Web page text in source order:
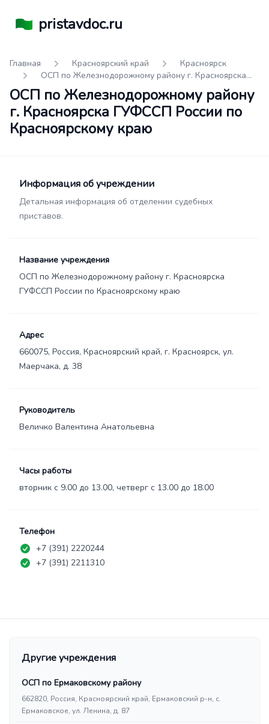
pristavdoc.ru
Главная Красноярский край
Красноярск
ОСП по Железнодорожному району г. Красноярска
ГУФССП России по Красноярскому краю
ОСП по Железнодорожному району
г. Красноярска ГУФССП России по
Красноярскому краю
Информация об учреждении
Детальная информация об отделении судебных
приставов.
Название учреждения
ОСП по Железнодорожному району г. Красноярска
ГУФССП России по Красноярскому краю
Адрес
660075, Россия, Красноярский край, г. Красноярск, ул.
Маерчака, д. 38
Руководитель
Величко Валентина Анатольевна
Часы работы
вторник с 9.00 до 13.00, четверг с 13.00 до 18.00
Телефон
+7 (391) 2220244
+7 (391) 2211310
Другие учреждения
ОСП по Ермаковскому району
662820, Россия, Красноярский край, Ермаковский р-н, с.
Ермаковское, ул. Ленина, д. 87